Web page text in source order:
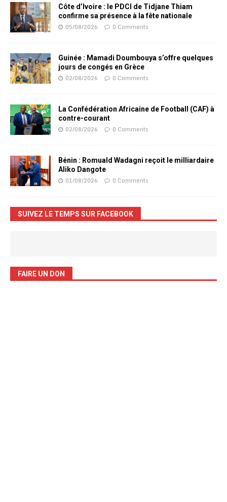
Côte d’Ivoire : le PDCI de Tidjane Thiam
confirme sa présence à la fête nationale
05/08/2026 0 Comments
Guinée : Mamadi Doumbouya s’offre quelques
jours de congés en Grèce
02/08/2026 0 Comments
La Confédération Africaine de Football (CAF) à
contre-courant
02/08/2026 0 Comments
Bénin : Romuald Wadagni reçoit le milliardaire
Aliko Dangote
01/08/2026 0 Comments
SUIVEZ LE TEMPS SUR FACEBOOK
FAIRE UN DON